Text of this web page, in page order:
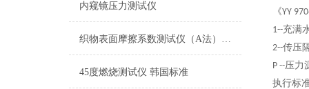
内窥镜压力测试仪
织物表面摩擦系数测试仪（A法） 检测准确
45度燃烧测试仪 韩国标准
《YY
1--充满
2--传压
P --压力
执行标